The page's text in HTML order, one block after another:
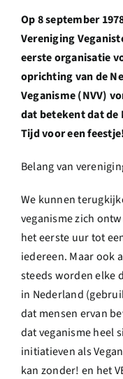
Shop
English
Op 8 september
Vereniging
eerste organisatie
oprichting van de
Veganisme (NVV)
dat betekent dat de
Tijd voor een feestje!
Belang van
We kunnen
veganisme zich
het eerste uur tot
iedereen. Maar ook
steeds worden elke
in Nederland
dat mensen ervan
dat veganisme heel
initiatieven als
kan zonder! en het